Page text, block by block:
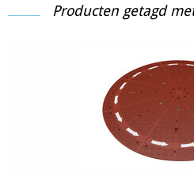
Producten getagd